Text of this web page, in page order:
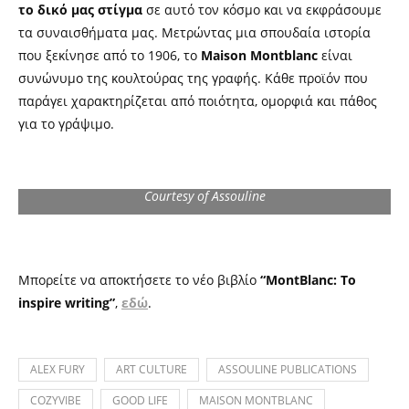
το δικό μας στίγμα σε αυτό τον κόσμο και να εκφράσουμε
τα συναισθήματα μας. Μετρώντας μια σπουδαία ιστορία
που ξεκίνησε από το 1906, το Maison Montblanc είναι
συνώνυμο της κουλτούρας της γραφής. Κάθε προϊόν που
παράγει χαρακτηρίζεται από ποιότητα, ομορφιά και πάθος
για το γράψιμο.
Courtesy of Assouline
Μπορείτε να αποκτήσετε το νέο βιβλίο “MontBlanc: To
inspire writing”, εδώ.
ALEX FURY ART CULTURE
ASSOULINE PUBLICATIONS
COZYVIBE
GOOD LIFE
MAISON MONTBLANC